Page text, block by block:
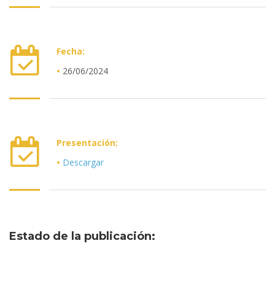
Fecha:
• 26/06/2024
Presentación:
• Descargar
Estado de la publicación: